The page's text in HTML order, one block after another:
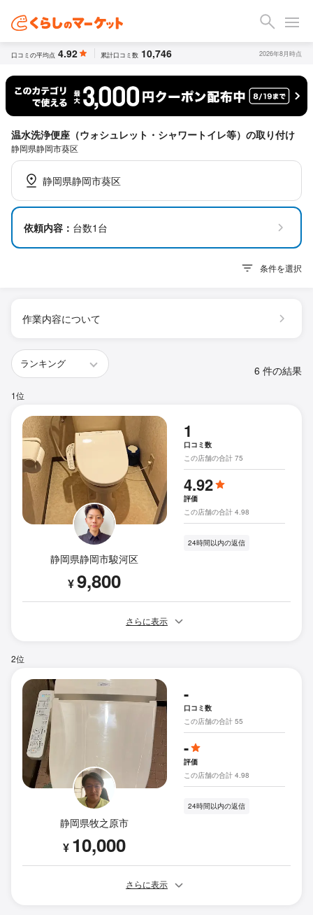
口コミの平均点 4.92 累計口コミ数 10,746 2026年8月時点
温水洗浄便座（ウォシュレット・シャワートイレ等）の取り付け
静岡県静岡市葵区
静岡県静岡市葵区
依頼内容： 台数1台
条件を選択
作業内容について
6 件の結果
1位
静岡県静岡市駿河区
¥9,800
1
口コミ数
この店舗の合計 75
4.92
評価
この店舗の合計 4.98
24時間以内の返信
さらに表示
2位
静岡県牧之原市
¥ 10,000
-
口コミ数
この店舗の合計 55
-
評価
この店舗の合計 4.98
24時間以内の返信
さらに表示